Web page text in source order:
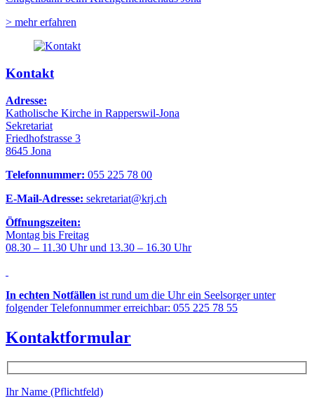
> mehr erfahren
Kontakt
Adresse:
Katholische Kirche in Rapperswil-Jona
Sekretariat
Friedhofstrasse 3
8645 Jona
Telefonnummer: 055 225 78 00
E-Mail-Adresse: sekretariat@krj.ch
Öffnungszeiten:
Montag bis Freitag
08.30 – 11.30 Uhr und 13.30 – 16.30 Uhr
In echten Notfällen ist rund um die Uhr ein Seelsorger unter
folgender Telefonnummer erreichbar: 055 225 78 55
Kontaktformular
Ihr Name (Pflichtfeld)